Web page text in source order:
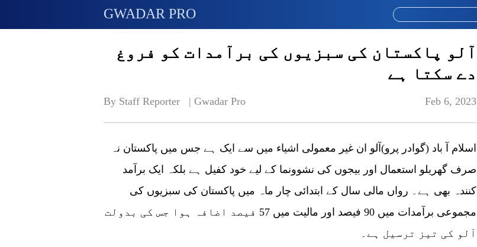
GWADAR PRO
آلو پاکستان کی سبزیوں کی برآمدات کو فروغ
دے سکتا ہے
By Staff Reporter   | Gwadar Pro Feb 6, 2023
اسلام آ باد (گوادر پرو)آلو ان غیر معمولی اشیاء میں سے ایک ہے جس میں پاکستان نہ
صرف گھریلو استعمال اور بیجوں کی نشوونما کے لیے خود کفیل ہے بلکہ ایک برآمد
کنندہ بھی ہے۔ رواں مالی سال کے ابتدائی چار ماہ میں پاکستان کی سبزیوں کی
مجموعی برآمدات میں 90 فیصد اور مالیت میں 57 فیصد اضافہ ہوا جس کی بدولت
آلو کی تیز ترسیل ہے۔